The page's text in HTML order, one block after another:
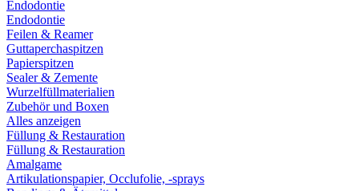
Endodontie
Endodontie
Feilen & Reamer
Guttaperchaspitzen
Papierspitzen
Sealer & Zemente
Wurzelfüllmaterialien
Zubehör und Boxen
Alles anzeigen
Füllung & Restauration
Füllung & Restauration
Amalgame
Artikulationspapier, Occlufolie, -sprays